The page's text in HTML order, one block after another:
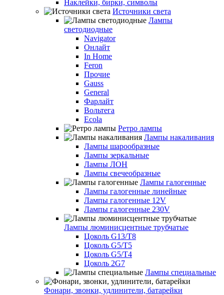
Наклейки, бирки, символы
Источники света
Лампы
светодиодные
Navigator
Онлайт
In Home
Feron
Прочие
Gauss
General
Фарлайт
Вольтега
Ecola
Ретро лампы
Лампы накаливания
Лампы шарообразные
Лампы зеркальные
Лампы ЛОН
Лампы свечеобразные
Лампы галогенные
Лампы галогенные линейные
Лампы галогенные 12V
Лампы галогенные 230V
Лампы люминисцентные трубчатые
Цоколь G13/T8
Цоколь G5/Т5
Цоколь G5/T4
Цоколь 2G7
Лампы специальные
Фонари, звонки, удлинители, батарейки